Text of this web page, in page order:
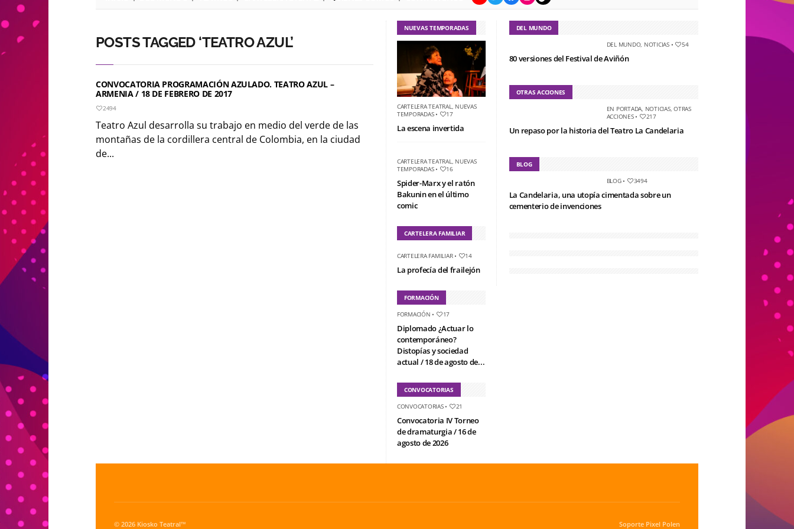
POSTS TAGGED ‘TEATRO AZUL’
CONVOCATORIA PROGRAMACIÓN AZULADO. TEATRO AZUL –
ARMENIA / 18 DE FEBRERO DE 2017
2494
Teatro Azul desarrolla su trabajo en medio del verde de las
montañas de la cordillera central de Colombia, en la ciudad
de...
NUEVAS TEMPORADAS
CARTELERA TEATRAL, NUEVAS
TEMPORADAS• 17
La escena invertida
CARTELERA TEATRAL, NUEVAS
TEMPORADAS• 16
Spider-Marx y el ratón
Bakunin en el último
comic
CARTELERA FAMILIAR
CARTELERA FAMILIAR• 14
La profecía del frailejón
FORMACIÓN
FORMACIÓN • 17
Diplomado ¿Actuar lo
contemporáneo?
Distopías y sociedad
actual / 18 de agosto de...
CONVOCATORIAS
CONVOCATORIAS• 21
Convocatoria IV Torneo
de dramaturgia / 16 de
agosto de 2026
DEL MUNDO
DEL MUNDO, NOTICIAS• 54
80 versiones del Festival de Aviñón
OTRAS ACCIONES
EN PORTADA, NOTICIAS,OTRAS
ACCIONES• 217
Un repaso por la historia del Teatro La Candelaria
BLOG
BLOG• 3494
La Candelaria, una utopía cimentada sobre un
cementerio de invenciones
© 2026 Kiosko Teatral™ Soporte Pixel Polen